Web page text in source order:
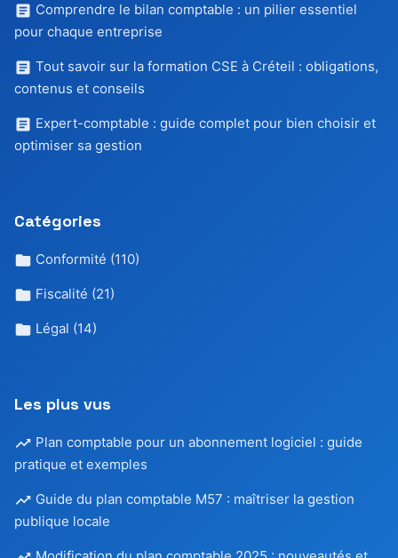
Comprendre le bilan comptable : un pilier essentiel
pour chaque entreprise
Tout savoir sur la formation CSE à Créteil : obligations,
contenus et conseils
Expert-comptable : guide complet pour bien choisir et
optimiser sa gestion
Catégories
Conformité (110)
Fiscalité (21)
Légal (14)
Les plus vus
Plan comptable pour un abonnement logiciel : guide
pratique et exemples
Guide du plan comptable M57 : maîtriser la gestion
publique locale